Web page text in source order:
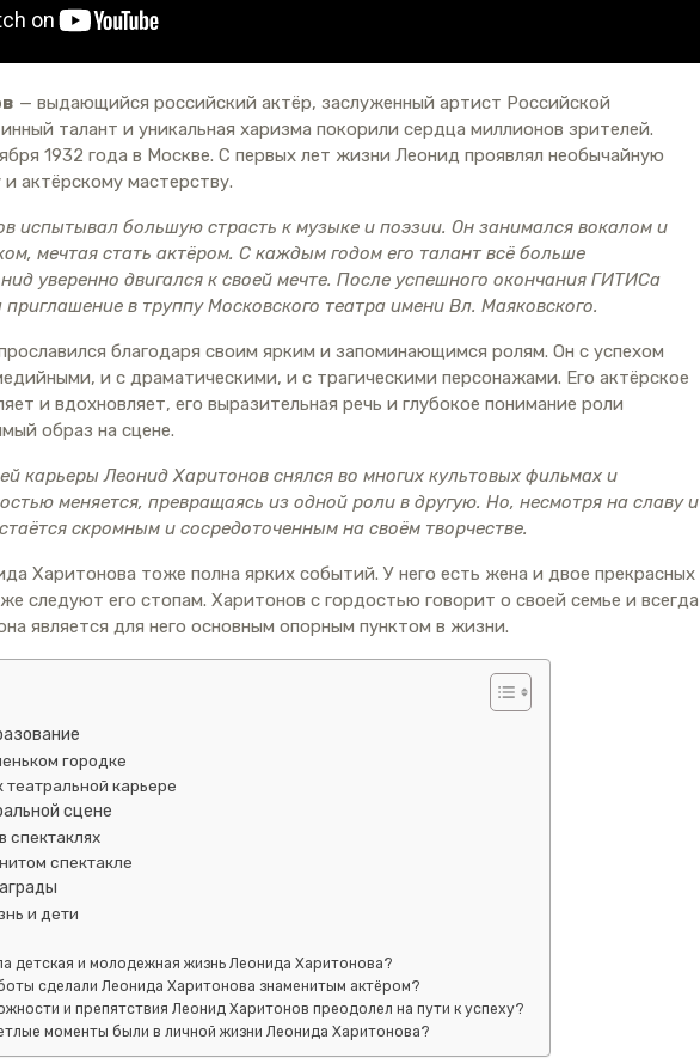
— выдающийся российский актёр, заслуженный артист Российской
талант и уникальная харизма покорили сердца миллионов зрителей.
1932 года в Москве. С первых лет жизни Леонид проявлял необычайную
актёрскому мастерству.
испытывал большую страсть к музыке и поэзии. Он занимался вокалом и
мечтая стать актёром. С каждым годом его талант всё больше
уверенно двигался к своей мечте. После успешного окончания ГИТИСа
в труппу Московского театра имени Вл. Маяковского.
благодаря своим ярким и запоминающимся ролям. Он с успехом
и с драматическими, и с трагическими персонажами. Его актёрское
и вдохновляет, его выразительная речь и глубокое понимание роли
образ на сцене.
карьеры Леонид Харитонов снялся во многих культовых фильмах и
меняется, превращаясь из одной роли в другую. Но, несмотря на славу и
скромным и сосредоточенным на своём творчестве.
Харитонова тоже полна ярких событий. У него есть жена и двое прекрасных
следуют его стопам. Харитонов с гордостью говорит о своей семье и всегда
является для него основным опорным пунктом в жизни.
городке
карьере
сцене
спектаклях
спектакле
и дети
детская и молодежная жизнь Леонида Харитонова?
сделали Леонида Харитонова знаменитым актёром?
и препятствия Леонид Харитонов преодолел на пути к успеху?
моменты были в личной жизни Леонида Харитонова?